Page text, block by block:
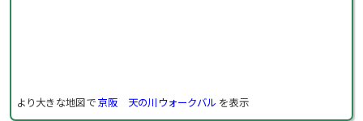
より大きな地図で京阪 天の川ウォークバル を表示